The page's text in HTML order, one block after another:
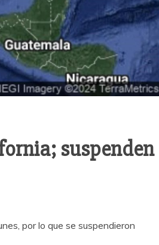
suspenden
por lo que se suspendieron